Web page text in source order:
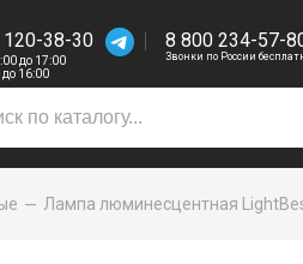
120-38-30
до 17:00
до 16:00
8 800 234-57-
Звонки по России
Лампа люминесцентная